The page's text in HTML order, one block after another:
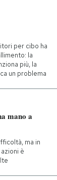
Media
Europa
per cibo ha
la
più, la
un problema
mano a
ma in
è